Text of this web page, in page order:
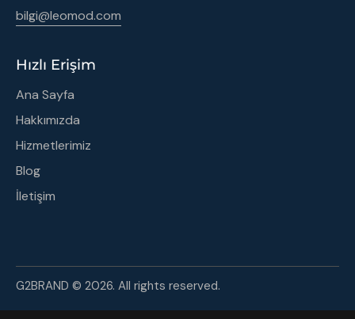
bilgi@leomod.com
Hızlı Erişim
Ana Sayfa
Hakkımızda
Hizmetlerimiz
Blog
İletişim
G2BRAND © 2026. All rights reserved.